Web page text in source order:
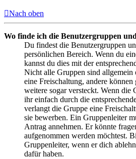
Nach oben
Wo finde ich die Benutzergruppen
Du findest die Benutzergruppen
persönlichen Bereich. Wenn du
kannst du dies mit der
Nicht alle Gruppen sind
eine Freischaltung, andere können
weitere sogar versteckt. Wenn die
ihr einfach durch die
verlangt die Gruppe eine
sie bewerben. Ein Gruppenleiter
Antrag annehmen. Er könnte
aufgenommen werden möchtest.
Gruppenleiter, wenn er dich
dafür haben.